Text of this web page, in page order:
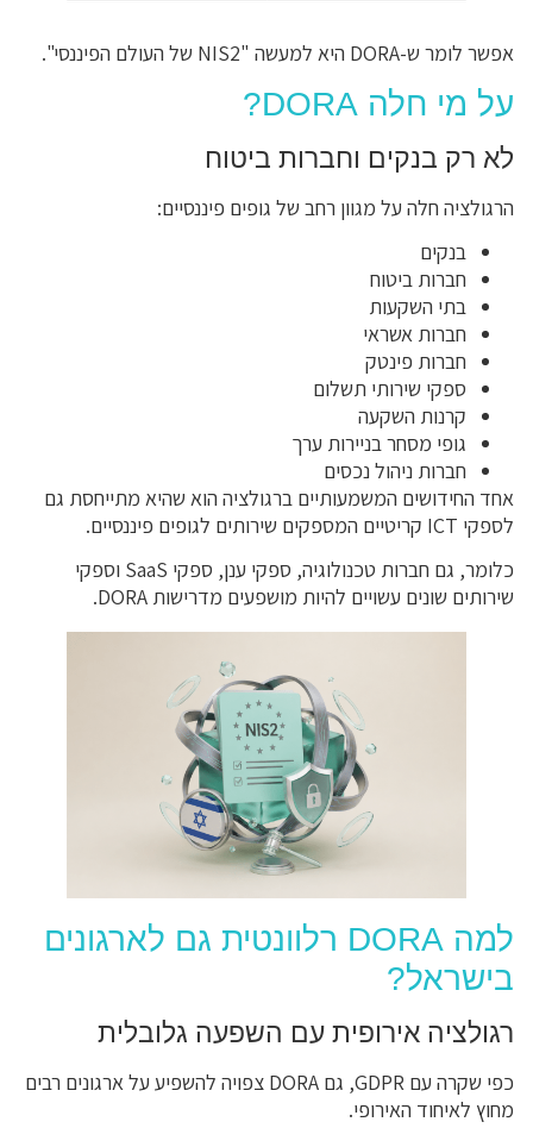
אפשר לומר ש-DORA היא למעשה "NIS2 של העולם הפיננסי".
על מי חלה DORA?
לא רק בנקים וחברות ביטוח
הרגולציה חלה על מגוון רחב של גופים פיננסיים:
בנקים
חברות ביטוח
בתי השקעות
חברות אשראי
חברות פינטק
ספקי שירותי תשלום
קרנות השקעה
גופי מסחר בניירות ערך
חברות ניהול נכסים
אחד החידושים המשמעותיים ברגולציה הוא שהיא מתייחסת גם
לספקי ICT קריטיים המספקים שירותים לגופים פיננסיים.
כלומר, גם חברות טכנולוגיה, ספקי ענן, ספקי SaaS וספקי
שירותים שונים עשויים להיות מושפעים מדרישות DORA.
למה DORA רלוונטית גם לארגונים
בישראל?
רגולציה אירופית עם השפעה גלובלית
כפי שקרה עם GDPR, גם DORA צפויה להשפיע על ארגונים רבים
מחוץ לאיחוד האירופי.